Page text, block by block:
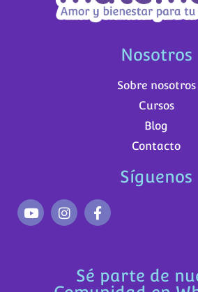
Nosotros
Sobre nosotros
Cursos
Blog
Contacto
Síguenos
Sé parte de